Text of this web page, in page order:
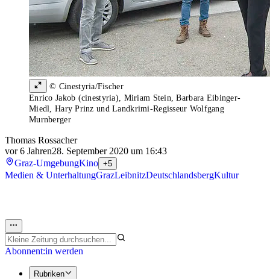
© Cinestyria/Fischer
Enrico Jakob (cinestyria), Miriam Stein, Barbara Eibinger-
Miedl, Hary Prinz und Landkrimi-Regisseur Wolfgang
Murnberger
Thomas Rossacher
vor 6 Jahren28. September 2020 um 16:43
Graz-UmgebungKino +5
Medien & UnterhaltungGrazLeibnitzDeutschlandsbergKultur
Abonnent:in werden
Rubriken